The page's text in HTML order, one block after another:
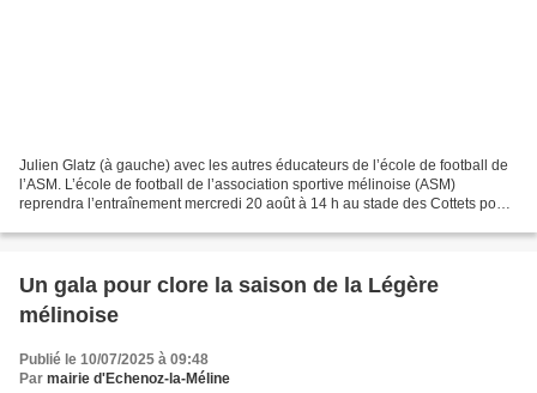
Julien Glatz (à gauche) avec les autres éducateurs de l’école de football de
l’ASM. L’école de football de l’association sportive mélinoise (ASM)
reprendra l’entraînement mercredi 20 août à 14 h au stade des Cottets pour
Un gala pour clore la saison de la Légère
mélinoise
Publié le 10/07/2025 à 09:48
Par mairie d'Echenoz-la-Méline